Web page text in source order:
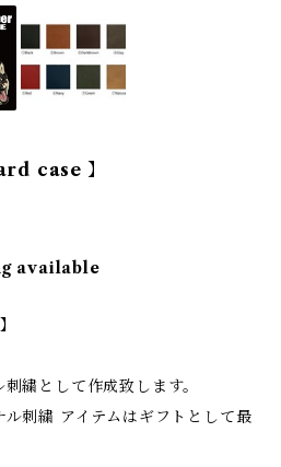
case 】
available
繍として作成致します。
刺繍 アイテムはギフトとして最